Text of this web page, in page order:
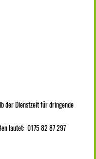
der Dienstzeit für dringende
lautet: 0175 82 87 297